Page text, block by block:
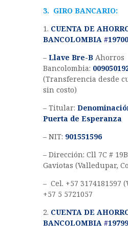
3. GIRO BANCARIO:
1. CUENTA DE
BANCOLOMBIA #
– Llave Bre-B Ahorros
Bancolombia:
(Transferencia desde
sin costo)
– Titular:
Puerta de Esperanza
– NIT: 901551596
– Dirección: Cll 7C #
Gaviotas (Valledupar,
– Cel. +57 3174181597
+57 5 5721057
2. CUENTA DE
BANCOLOMBIA #